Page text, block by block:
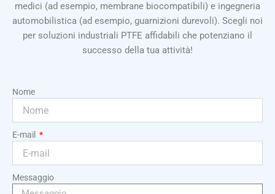
medici (ad esempio, membrane biocompatibili) e ingegneria
automobilistica (ad esempio, guarnizioni durevoli). Scegli noi
per soluzioni industriali PTFE affidabili che potenziano il
successo della tua attività!
Nome
E-mail
Messaggio